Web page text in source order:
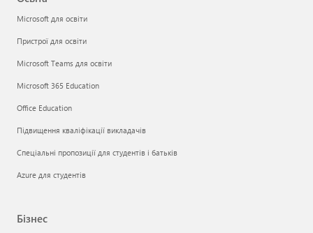
Microsoft для освіти
Пристрої для освіти
Microsoft Teams для освіти
Microsoft 365 Education
Office Education
Підвищення кваліфікації викладачів
Спеціальні пропозиції для студентів і батьків
Azure для студентів
Бізнес